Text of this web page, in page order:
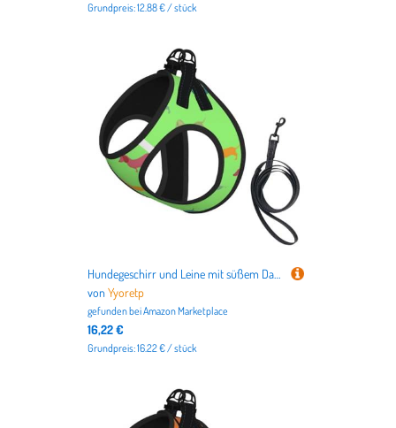
Grundpreis: 12.88 € / stück
Hundegeschirr und Leine mit süßem Dackel-Aufdruck, atmungsaktiv, verstellbar, ausbruchsichere Weste für Katzen und Hunde
vonYyoretp
gefunden beiAmazon Marketplace
16,22 €
Grundpreis: 16.22 € / stück